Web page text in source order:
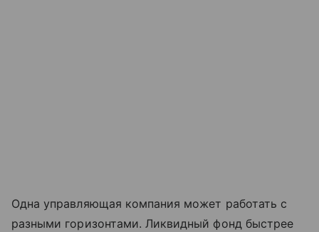
Одна управляющая компания может работать с
разными горизонтами. Ликвидный фонд быстрее